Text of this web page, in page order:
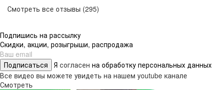
Смотреть все отзывы (295)
Подпишись на рассылку
Скидки, акции, розыгрыши, распродажа
Подписаться Я согласен на обработку персональных данных
Все видео вы можете увидеть на нашем youtube канале
Смотреть